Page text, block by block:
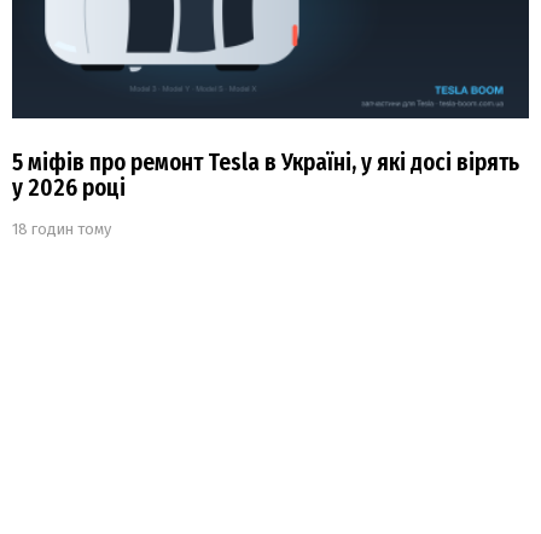
5 міфів про ремонт Tesla в Україні, у які досі вірять
у 2026 році
18 годин тому